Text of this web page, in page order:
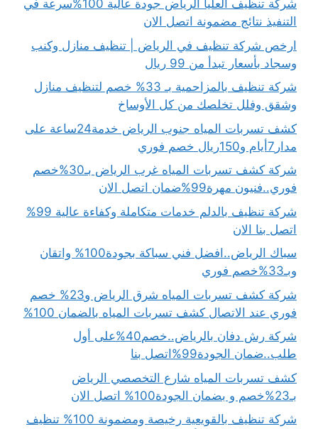
شركة تنظيف العليا الرياض جودة عالية 100%سرعة في
التنفيذ نتائج مضمونة اتصل الان
ارخص شركة تنظيف في الرياض | تنظيف منازل وكنب
وسجاد بأسعار تبدأ من 99 ريال
شركة تنظيف بالمزاحمية بـ 33% خصم لتنظيف منازل
وشقق وفلل تخلصك من كل الأوساخ
كشف تسربات المياه جنوب الرياض خدمة24ساعة على
مدار7أيام و150ريال خصم فوري
شركة كشف تسربات المياه غرب الرياض بـ30%خصم
فوري..فنيون مهرة99%ضمان اتصل الان
شركة تنظيف بالدلم خدمات متكاملة وكفاءة عالية 99%
اتصل بنا الان
سباك الرياض..افضل فني سباكة بجودة100% واتقان
وبـ33%خصم فوري
شركة كشف تسربات المياه شرق الرياض و23% خصم
فوري عند الاتصال كشف تسربات المياه بالضمان 100%
شركة رش دفان بالرياض..خصم40%على أول
طلب..ضمان الجودة99%اتصل بنا
كشف تسربات المياه شارع التخصصي الرياض
بـ23%خصم و بضمان الجودة100% اتصل الان
شركة تنظيف بالقويعية رخيصة ومضمونة 100% تنظيف